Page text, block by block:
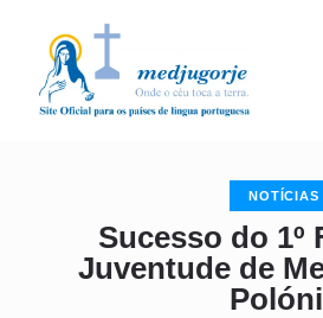
NOTÍCIAS
Sucesso do 1º
Juventude de